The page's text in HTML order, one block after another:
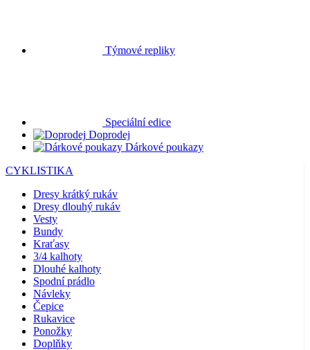
Dresy krátký rukáv
Dresy dlouhý rukáv
Bundy
3/4 kalhoty
Dlouhé kalhoty
Spodní prádlo
Návleky
Čepice
Rukavice
Ponožky
Doplňky
VOLNÝ ČAS
Trička
Mikiny